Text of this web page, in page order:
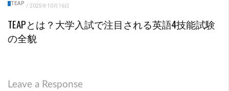
TEAP / 2025年10月16日
TEAPとは？大学入試で注目される英語4技能試験
の全貌
Leave a Response